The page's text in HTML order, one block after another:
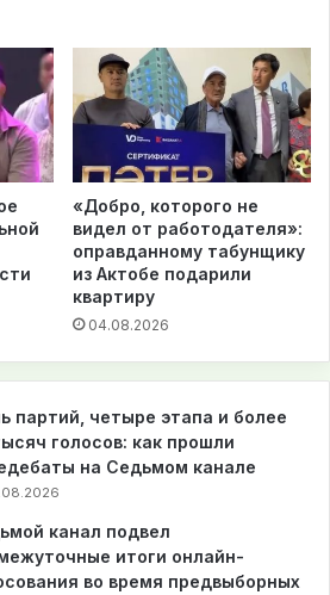
«Добро, которого не
видел от работодателя»:
оправданному табунщику
из Актобе подарили
квартиру
04.08.2026
партий, четыре этапа и более
голосов: как прошли
на Седьмом канале
канал подвел
итоги онлайн-
во время предвыборных